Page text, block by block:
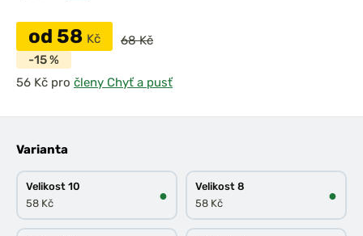
od 58 Kč
68 Kč
-15 %
pro členy Chyť a pusť
Varianta
Velikost 10
58 Kč
●
Velikost 8
58 Kč
●